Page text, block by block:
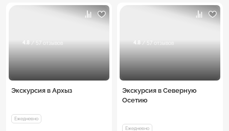
4.8 / 57 отзывов
Экскурсия в Архыз
Ежедневно
4.8 / 57 отзывов
Экскурсия в Северную
Осетию
Ежедневно